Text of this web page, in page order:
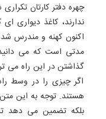
چهره دفتر کارتان
ندارند، کاغذ دیواری
اکنون کهنه و مندرس
مدتی است که می دانید
گذاشتن در این راه می
اگر چیزی را در وسط
هستند. توجه به این متن
بلکه تضمین می دهد